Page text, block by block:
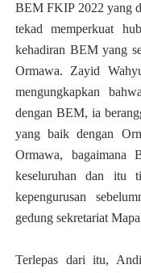
BEM FKIP 2022 yang
tekad memperkuat
kehadiran BEM yang
Ormawa. Zayid
mengungkapkan
dengan BEM, ia
yang baik dengan
Ormawa, bagaimana
keseluruhan dan itu
kepengurusan
gedung sekretariat
Terlepas dari itu,